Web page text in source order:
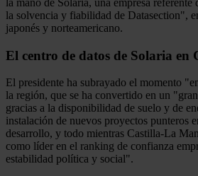
la solvencia y fiabilidad de Datasection",
japonés y norteamericano.
El centro de datos de Solaria en
El presidente ha subrayado el momento
la región, que se ha convertido en un
gracias a la disponibilidad de suelo y de
instalación de nuevos proyectos punteros
desarrollo, y todo mientras Castilla-La
como líder en el ranking de confianza
estabilidad política y social".